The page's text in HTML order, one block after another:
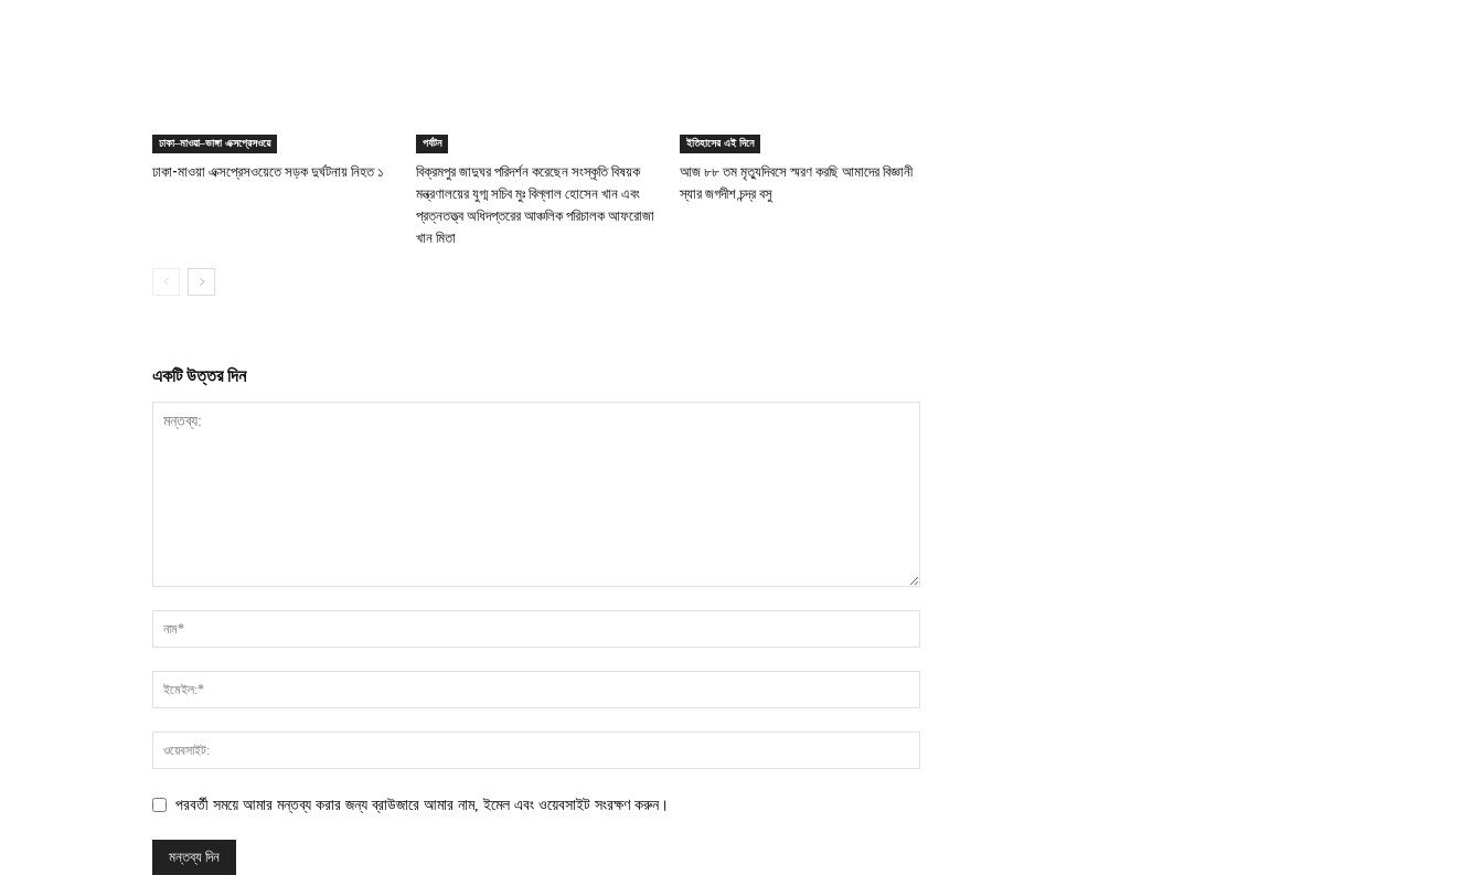
ঢাকা–মাওয়া–ভাঙ্গা এক্সপ্রেসওয়ে
ঢাকা-মাওয়া এক্সপ্রেসওয়েতে সড়ক দুর্ঘটনায় নিহত ১
পর্যটন
বিক্রমপুর জাদুঘর পরিদর্শন করেছেন সংস্কৃতি বিষয়ক
মন্ত্রণালয়ের যুগ্ম সচিব মুঃ বিল্লাল হোসেন খান এবং
প্রত্নতত্ত্ব অধিদপ্তরের আঞ্চলিক পরিচালক আফরোজা
খান মিতা
ইতিহাসের এই দিনে
আজ ৮৮ তম মৃত্যুদিবসে স্মরণ করছি আমাদের বিজ্ঞানী
স্যার জগদীশ চন্দ্র বসু
একটি উত্তর দিন
পরবর্তী সময়ে আমার মন্তব্য করার জন্য ব্রাউজারে আমার নাম, ইমেল এবং ওয়েবসাইট সংরক্ষণ করুন।